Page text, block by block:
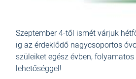
Szeptember 4-től ismét várjuk
ig az érdeklődő nagycsoportos
szüleiket egész évben,
lehetőséggel!